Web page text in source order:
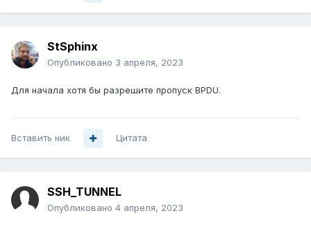
StSphinx
Опубликовано 3 апреля, 2023
Для начала хотя бы разрешите пропуск BPDU.
Вставить ник Цитата
SSH_TUNNEL
Опубликовано 4 апреля, 2023